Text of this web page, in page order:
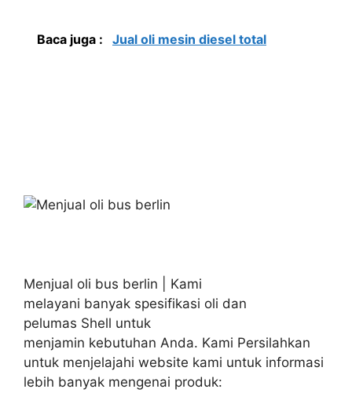
Baca juga : Jual oli mesin diesel total
Menjual oli bus berlin | Kami
melayani banyak spesifikasi oli dan
pelumas Shell untuk
menjamin kebutuhan Anda. Kami Persilahkan
untuk menjelajahi website kami untuk informasi
lebih banyak mengenai produk: